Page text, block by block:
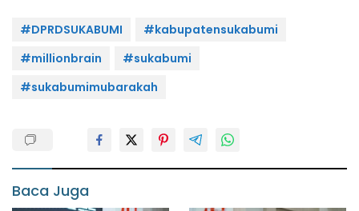
#DPRDSUKABUMI
#kabupatensukabumi
#millionbrain
#sukabumi
#sukabumimubarakah
Baca Juga